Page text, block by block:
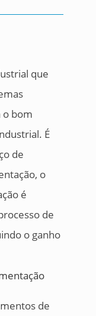
que
o bom
É
de
o
é
de
o ganho
de